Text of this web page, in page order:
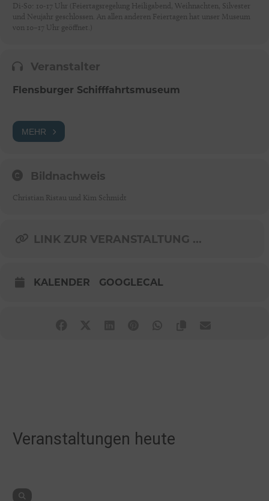
Di-So: 10-17 Uhr (Feiertagsregelung Heiligabend, Weihnachten, Silvester
und Neujahr geschlossen. An allen anderen Feiertagen hat unser Museum
von 10–17 Uhr geöffnet.)
Veranstalter
Flensburger Schifffahrtsmuseum
MEHR
Bildnachweis
Christian Ristau und Kim Schmidt
LINK ZUR VERANSTALTUNG ...
KALENDER GOOGLECAL
Veranstaltungen heute